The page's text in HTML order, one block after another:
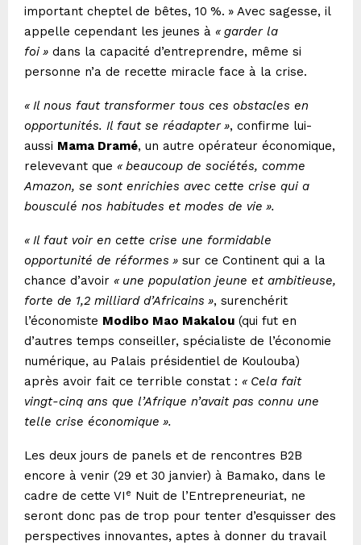
important cheptel de bêtes, 10 %. » Avec sagesse, il
appelle cependant les jeunes à « garder la
foi » dans la capacité d’entreprendre, même si
personne n’a de recette miracle face à la crise.
« Il nous faut transformer tous ces obstacles en
opportunités. Il faut se réadapter », confirme lui-
aussi Mama Dramé, un autre opérateur économique,
relevevant que « beaucoup de sociétés, comme
Amazon, se sont enrichies avec cette crise qui a
bousculé nos habitudes et modes de vie ».
« Il faut voir en cette crise une formidable
opportunité de réformes » sur ce Continent qui a la
chance d’avoir « une population jeune et ambitieuse,
forte de 1,2 milliard d’Africains », surenchérit
l’économiste Modibo Mao Makalou (qui fut en
d’autres temps conseiller, spécialiste de l’économie
numérique, au Palais présidentiel de Koulouba)
après avoir fait ce terrible constat : « Cela fait
vingt-cinq ans que l’Afrique n’avait pas connu une
telle crise économique ».
Les deux jours de panels et de rencontres B2B
encore à venir (29 et 30 janvier) à Bamako, dans le
cadre de cette VI e Nuit de l’Entrepreneuriat, ne
seront donc pas de trop pour tenter d’esquisser des
perspectives innovantes, aptes à donner du travail